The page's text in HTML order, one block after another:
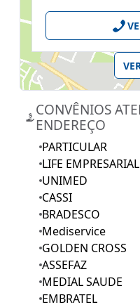
CONVÊNIOS
ENDEREÇO
PARTICULAR
LIFE EMPRESARIAL
UNIMED
CASSI
BRADESCO
Mediservice
GOLDEN CROSS
ASSEFAZ
MEDIAL SAUDE
EMBRATEL